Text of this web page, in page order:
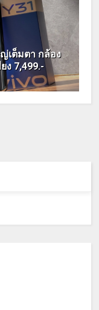
เต็มตา กล้อง
ง 7,499.-